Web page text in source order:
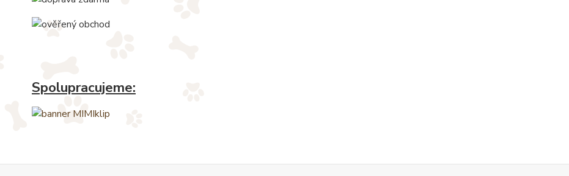
Spolupracujeme: